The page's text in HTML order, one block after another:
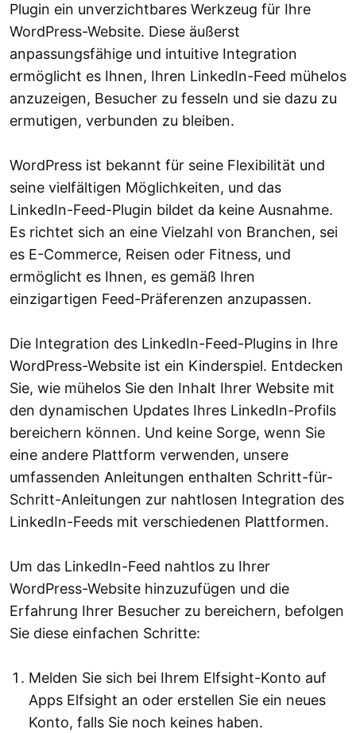
Plugin ein unverzichtbares Werkzeug für Ihre
WordPress-Website. Diese äußerst
anpassungsfähige und intuitive Integration
ermöglicht es Ihnen, Ihren LinkedIn-Feed mühelos
anzuzeigen, Besucher zu fesseln und sie dazu zu
ermutigen, verbunden zu bleiben.
WordPress ist bekannt für seine Flexibilität und
seine vielfältigen Möglichkeiten, und das
LinkedIn-Feed-Plugin bildet da keine Ausnahme.
Es richtet sich an eine Vielzahl von Branchen, sei
es E-Commerce, Reisen oder Fitness, und
ermöglicht es Ihnen, es gemäß Ihren
einzigartigen Feed-Präferenzen anzupassen.
Die Integration des LinkedIn-Feed-Plugins in Ihre
WordPress-Website ist ein Kinderspiel. Entdecken
Sie, wie mühelos Sie den Inhalt Ihrer Website mit
den dynamischen Updates Ihres LinkedIn-Profils
bereichern können. Und keine Sorge, wenn Sie
eine andere Plattform verwenden, unsere
umfassenden Anleitungen enthalten Schritt-für-
Schritt-Anleitungen zur nahtlosen Integration des
LinkedIn-Feeds mit verschiedenen Plattformen.
Um das LinkedIn-Feed nahtlos zu Ihrer
WordPress-Website hinzuzufügen und die
Erfahrung Ihrer Besucher zu bereichern, befolgen
Sie diese einfachen Schritte:
Melden Sie sich bei Ihrem Elfsight-Konto auf
Apps Elfsight an oder erstellen Sie ein neues
Konto, falls Sie noch keines haben.